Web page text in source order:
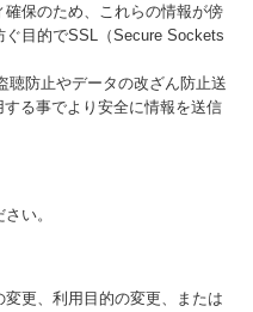
保のため、これらの情報が傍
目的でSSL（Secure Sockets
防止やデータの改ざん防止送
る事でより安全に情報を送信
い。
更、利用目的の変更、または